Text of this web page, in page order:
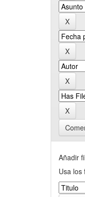
Añadir
Usa los